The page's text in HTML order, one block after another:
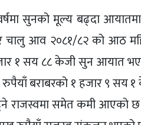
सुनको मूल्य बढ्दा
चालु आव २०८१/८२ को आठ
१ सय ८८ केजी सुन आयात
बराबरको १ हजार ९
हुने राजस्वमा समेत कमी